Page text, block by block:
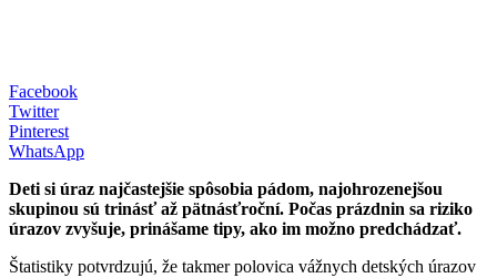
Facebook
Twitter
Pinterest
WhatsApp
Deti si úraz najčastejšie spôsobia pádom, najohrozenejšou
skupinou sú trinásť až pätnásťroční. Počas prázdnin sa riziko
úrazov zvyšuje, prinášame tipy, ako im možno predchádzať.
Štatistiky potvrdzujú, že takmer polovica vážnych detských úrazov